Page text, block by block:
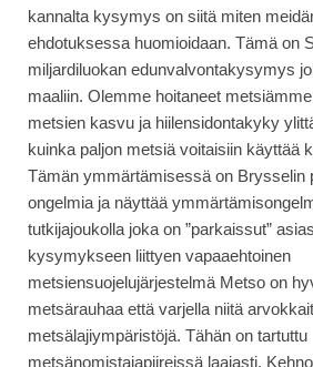
kannalta kysymys on siitä miten
ehdotuksessa huomioidaan. Tämä on
miljardiluokan edunvalvontakysymys
maaliin. Olemme hoitaneet
metsien kasvu ja hiilensidontakyky
kuinka paljon metsiä voitaisiin käyttää
Tämän ymmärtämisessä on Brysselin
ongelmia ja näyttää
tutkijajoukolla joka on ”parkaissut”
kysymykseen liittyen vapaaehtoinen
metsiensuojelujärjestelmä Metso on
metsärauhaa että varjella niitä
metsälajiympäristöjä. Tähän on tartuttu
metsänomistajapiireissä laajasti.